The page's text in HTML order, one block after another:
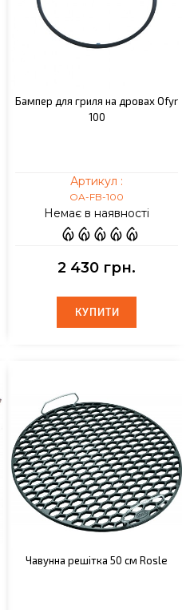
Бампер для гриля на дровах Ofyr
100
Артикул :
OA-FB-100
Немає в наявності
2 430 грн.
КУПИТИ
КУПИТИ
Чавунна решітка 50 см Rosle